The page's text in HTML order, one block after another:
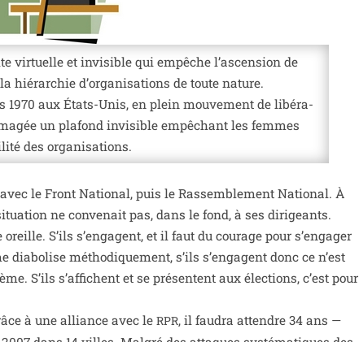
vir­tuelle et invi­sible qui empêche l’ascension de
hié­rar­chie d’organisations de toute nature.
1970 aux États-Unis, en plein mou­ve­ment de libé­ra­
un pla­fond invi­sible empê­chant les femmes
des organisations.
le Front National, puis le Rassemblement National. À
ne conve­nait pas, dans le fond, à ses diri­geants.
S’ils s’en­gagent, et il faut du cou­rage pour s’en­ga­ger
métho­di­que­ment, s’ils s’en­gagent donc ce n’est
S’ils s’af­fichent et se pré­sentent aux élec­tions, c’est pour
à une alliance avec leRPR, il fau­dra attendre 34 ans —